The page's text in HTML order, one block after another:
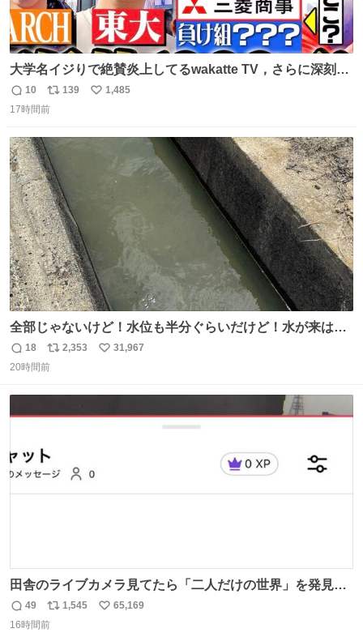
大学名イジりで絶賛炎上してるwakatte TV，さらに深刻な
問題はこっちでは？ ・都内の特定企業に入るのを極度に推
奨し，それ以外の地域で堅実に生きるのを周縁化する ・恋
化する ・院生が研究環境を求め他大学に移るのを批判する
過去例↓
返
信
10
リ
ポ
ト
数
139
い
1,485
17時間前
全部じゃないけど！水位も半分ぐらいだけど！水が来はじ
めたよ！！！ 作業してくれた方々ありがとーーー
ー！！！！！！！！！！！！！！！！！！！！！！！！！
返
信
18
リ
ポ
2,353
い
31,967
20時間前
田舎のライブカメラ見てたら「二人だけの世界」を発見し
た
返
信
49
リ
ポ
1,545
い
65,169
16時間前